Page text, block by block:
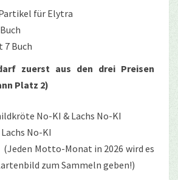
für Elytra
Buch
zuerst aus den drei Preisen
Platz 2)
No-KI & Lachs No-KI
Lachs No-KI
(Jeden Motto-Monat in 2026 wird es
zum Sammeln geben!)